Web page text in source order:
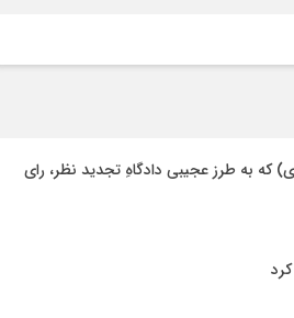
پرونده ۸۷هزار میلیارد تومانی (۸۷۲ میلیون دلاری) که به طرز عجیبی دادگاهِ تجدید نظر، رای